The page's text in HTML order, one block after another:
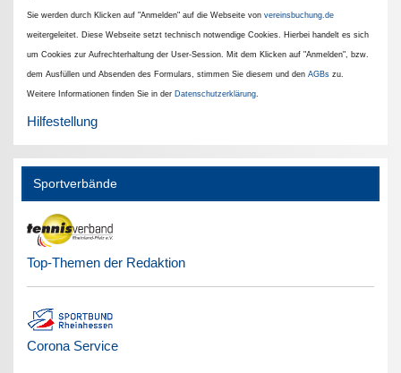
Sie werden durch Klicken auf "Anmelden" auf die Webseite vonvereinsbuchung.de
weitergeleitet. Diese Webseite setzt technisch notwendige Cookies. Hierbei handelt es sich
um Cookies zur Aufrechterhaltung der User-Session. Mit dem Klicken auf "Anmelden", bzw.
dem Ausfüllen und Absenden des Formulars, stimmen Sie diesem und denAGBs zu.
Weitere Informationen finden Sie in der Datenschutzerklärung
Hilfestellung
Sportverbände
Top-Themen der Redaktion
Corona Service